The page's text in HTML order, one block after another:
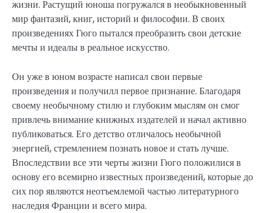
жизни. Растущий юноша погружался в необыкновенный
мир фантазий, книг, историй и философии. В своих
произведениях Гюго пытался преобразить свои детские
мечты и идеалы в реальное искусство.
Он уже в юном возрасте написал свои первые
произведения и получилл первое признание. Благодаря
своему необычному стилю и глубоким мыслям он смог
привлечь внимание книжных издателей и начал активно
публиковаться. Его детство отличалось необычной
энергией, стремлением познать новое и стать лучше.
Впоследствии все эти черты жизни Гюго положилися в
основу его всемирно известных произведений, которые до
сих пор являются неотъемлемой частью литературного
наследия Франции и всего мира.